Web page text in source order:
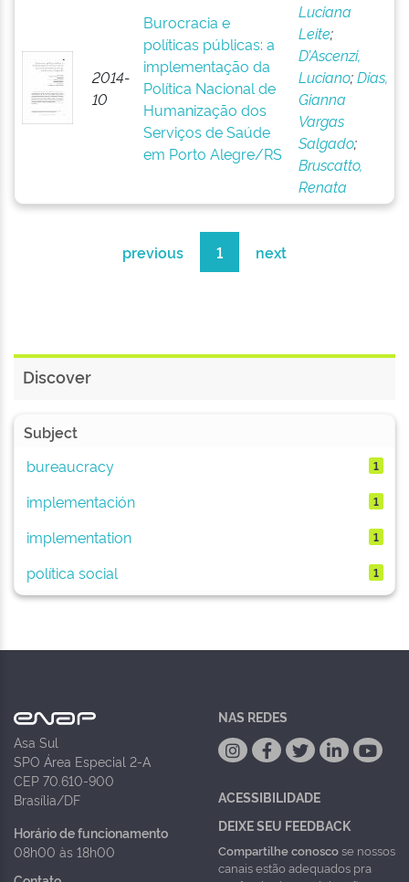
2014-
10
Burocracia e
políticas públicas: a
implementação da
Política Nacional de
Humanização dos
Serviços de Saúde
em Porto Alegre/RS
Luciana
Leite;
D’Ascenzi,
Luciano;Dias,
Gianna
Vargas
Salgado;
Bruscatto,
Renata
previous 1 next
Discover
Subject
bureaucracy
1
implementación 1
implementation 1
política social 1
Asa Sul
SPO Área Especial 2-A
CEP 70.610-900
Brasília/DF
Horário de funcionamento
08h00 às 18h00
NAS REDES
ACESSIBILIDADE
DEIXE SEU FEEDBACK
Compartilhe conoscose nossos
canais estão adequados pra